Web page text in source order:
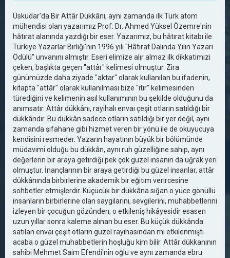
Üsküdar'da Bir Attâr Dükkânı, aynı zamanda ilk Türk atom
mühendisi olan yazarımız Prof. Dr. Ahmed Yüksel Özemre'nin
hâtırat alanında yazdığı bir eser. Yazarımız, bu hâtırat kitabı ile
Türkiye Yazarlar Birliği'nin 1996 yılı "Hâtırat Dalında Yılın Yazarı
Ödülü" unvanını almıştır. Eseri elimize alır almaz ilk dikkatimizi
çeken, başlıkta geçen "attâr" kelimesi olmuştur. Zira
günümüzde daha ziyade "aktar" olarak kullanılan bu ifadenin,
kitapta "attâr" olarak kullanılması bize "ıtır" kelimesinden
türediğini ve kelimenin asıl kullanımının bu şekilde olduğunu da
anımsatır. Attâr dükkânı, rayihalı envaı çeşit otların satıldığı bir
dükkândır. Bu dükkân sadece otların satıldığı bir yer değil, aynı
zamanda şifahane gibi hizmet veren bir yönü ile de okuyucuya
kendisini resmeder. Yazarın hayatının büyük bir bölümünde
müdavimi olduğu bu dükkân, aynı ruh güzelliğine sahip, aynı
değerlerin bir araya getirdiği pek çok güzel insanın da uğrak yeri
olmuştur. İnançlarının bir araya getirdiği bu güzel insanlar, attâr
dükkânında birbirlerine akademik bir eğitim verircesine
sohbetler etmişlerdir. Küçücük bir dükkâna sığan o yüce gönüllü
insanların birbirlerine olan saygılarını, sevgilerini, muhabbetlerini
izleyen bir çocuğun gözünden, o etkileniş hikâyesidir esasen
uzun yıllar sonra kaleme alınan bu eser. Bu küçük dükkânda
satılan envai çeşit otların güzel rayihasından mı etkilenmişti
acaba o güzel muhabbetlerin hoşluğu kim bilir. Attâr dükkanının
sahibi Mehmet Saim Efendi'nin oğlu ve aynı zamanda ebru